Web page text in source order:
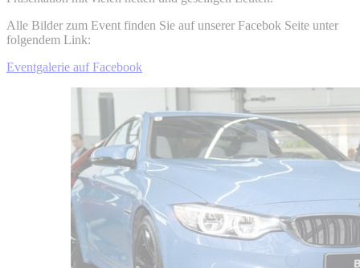
Alle Bilder zum Event finden Sie auf unserer Facebok Seite unter
folgendem Link:
Eventgalerie auf Facebook